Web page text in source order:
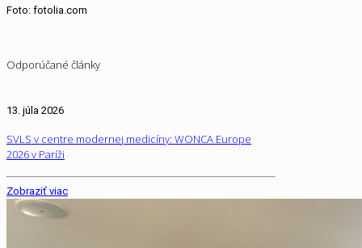
Foto: fotolia.com
Odporúčané články
13. júla 2026
SVLS v centre modernej medicíny: WONCA Europe
2026 v Paríži
Zobraziť viac